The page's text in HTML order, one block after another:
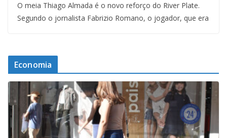
O meia Thiago Almada é o novo reforço do River Plate.
Segundo o jornalista Fabrizio Romano, o jogador, que era
Economia